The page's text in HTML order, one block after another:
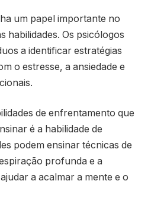
um papel importante no
habilidades. Os psicólogos
a identificar estratégias
o estresse, a ansiedade e
de enfrentamento que
é a habilidade de
podem ensinar técnicas de
profunda e a
a acalmar a mente e o